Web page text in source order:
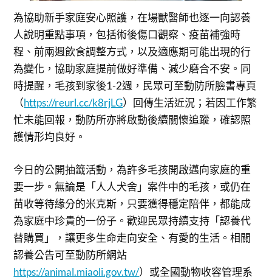
為協助新手家庭安心照護，在場獸醫師也逐一向認養
人說明重點事項，包括術後傷口觀察、疫苗補強時
程、前兩週飲食調整方式，以及適應期可能出現的行
為變化，協助家庭提前做好準備、減少磨合不安。同
時提醒，毛孩到家後1-2週，民眾可至動防所臉書專頁
（https://reurl.cc/k8rjLG）回傳生活近況；若因工作繁
忙未能回報，動防所亦將啟動後續關懷追蹤，確認照
護情形均良好。
今日的公開抽籤活動，為許多毛孩開啟邁向家庭的重
要一步。無論是「人人犬舍」案件中的毛孩，或仍在
苗收等待緣分的米克斯，只要獲得穩定陪伴，都能成
為家庭中珍貴的一份子。歡迎民眾持續支持「認養代
替購買」，讓更多生命走向安全、有愛的生活。相關
認養公告可至動防所網站
https://animal.miaoli.gov.tw/）或全國動物收容管理系